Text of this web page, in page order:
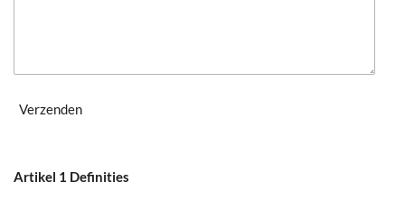
Verzenden
Artikel 1 Definities